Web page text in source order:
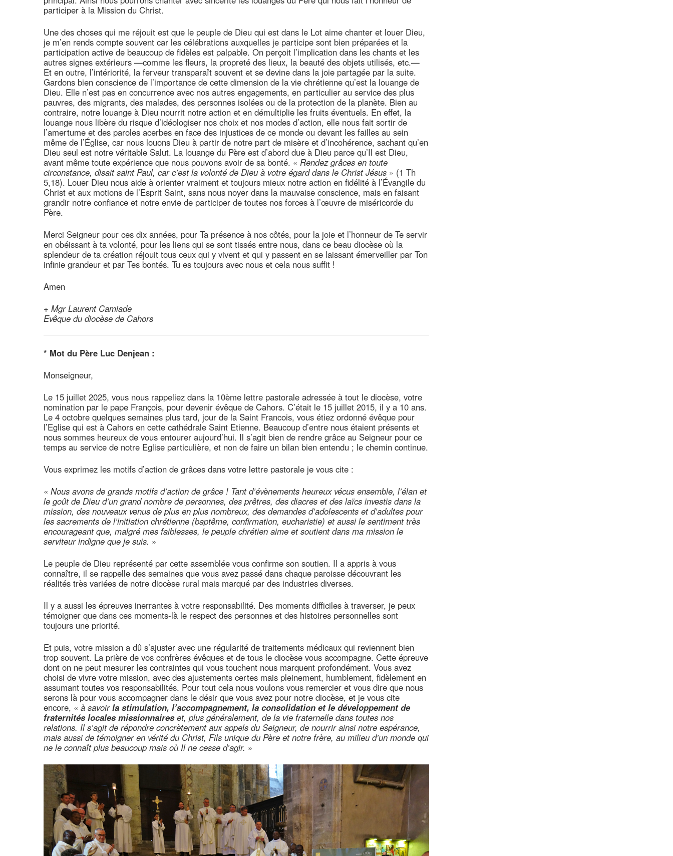
participer à la Mission du Christ.
Une des choses qui me réjouit est que le peuple de Dieu qui est dans le Lot aime chanter et louer Dieu,
je m’en rends compte souvent car les célébrations auxquelles je participe sont bien préparées et la
participation active de beaucoup de fidèles est palpable. On perçoit l’implication dans les chants et les
autres signes extérieurs —comme les fleurs, la propreté des lieux, la beauté des objets utilisés, etc.—
Et en outre, l’intériorité, la ferveur transparaît souvent et se devine dans la joie partagée par la suite.
Gardons bien conscience de l’importance de cette dimension de la vie chrétienne qu’est la louange de
Dieu. Elle n’est pas en concurrence avec nos autres engagements, en particulier au service des plus
pauvres, des migrants, des malades, des personnes isolées ou de la protection de la planète. Bien au
contraire, notre louange à Dieu nourrit notre action et en démultiplie les fruits éventuels. En effet, la
louange nous libère du risque d’idéologiser nos choix et nos modes d’action, elle nous fait sortir de
l’amertume et des paroles acerbes en face des injustices de ce monde ou devant les failles au sein
même de l’Église, car nous louons Dieu à partir de notre part de misère et d’incohérence, sachant qu’en
Dieu seul est notre véritable Salut. La louange du Père est d’abord due à Dieu parce qu’Il est Dieu,
avant même toute expérience que nous pouvons avoir de sa bonté. « Rendez grâces en toute
circonstance, disait saint Paul, car c’est la volonté de Dieu à votre égard dans le Christ Jésus » (1 Th
5,18). Louer Dieu nous aide à orienter vraiment et toujours mieux notre action en fidélité à l’Évangile du
Christ et aux motions de l’Esprit Saint, sans nous noyer dans la mauvaise conscience, mais en faisant
grandir notre confiance et notre envie de participer de toutes nos forces à l’œuvre de miséricorde du
Père.
Merci Seigneur pour ces dix années, pour Ta présence à nos côtés, pour la joie et l’honneur de Te servir
en obéissant à ta volonté, pour les liens qui se sont tissés entre nous, dans ce beau diocèse où la
splendeur de ta création réjouit tous ceux qui y vivent et qui y passent en se laissant émerveiller par Ton
infinie grandeur et par Tes bontés. Tu es toujours avec nous et cela nous suffit !
Amen
+ Mgr Laurent Camiade
Evêque du diocèse de Cahors
* Mot du Père Luc Denjean :
Monseigneur,
Le 15 juillet 2025, vous nous rappeliez dans la 10ème lettre pastorale adressée à tout le diocèse, votre
nomination par le pape François, pour devenir évêque de Cahors. C’était le 15 juillet 2015, il y a 10 ans.
Le 4 octobre quelques semaines plus tard, jour de la Saint Francois, vous étiez ordonné évêque pour
l’Eglise qui est à Cahors en cette cathédrale Saint Etienne. Beaucoup d’entre nous étaient présents et
nous sommes heureux de vous entourer aujourd’hui. Il s’agit bien de rendre grâce au Seigneur pour ce
temps au service de notre Eglise particulière, et non de faire un bilan bien entendu ; le chemin continue.
Vous exprimez les motifs d’action de grâces dans votre lettre pastorale je vous cite :
« Nous avons de grands motifs d’action de grâce ! Tant d’évènements heureux vécus ensemble, l’élan et
le goût de Dieu d’un grand nombre de personnes, des prêtres, des diacres et des laïcs investis dans la
mission, des nouveaux venus de plus en plus nombreux, des demandes d’adolescents et d’adultes pour
les sacrements de l’initiation chrétienne (baptême, confirmation, eucharistie) et aussi le sentiment très
encourageant que, malgré mes faiblesses, le peuple chrétien aime et soutient dans ma mission le
serviteur indigne que je suis. »
Le peuple de Dieu représenté par cette assemblée vous confirme son soutien. Il a appris à vous
connaître, il se rappelle des semaines que vous avez passé dans chaque paroisse découvrant les
réalités très variées de notre diocèse rural mais marqué par des industries diverses.
Il y a aussi les épreuves inerrantes à votre responsabilité. Des moments difficiles à traverser, je peux
témoigner que dans ces moments-là le respect des personnes et des histoires personnelles sont
toujours une priorité.
Et puis, votre mission a dû s’ajuster avec une régularité de traitements médicaux qui reviennent bien
trop souvent. La prière de vos confrères évêques et de tous le diocèse vous accompagne. Cette épreuve
dont on ne peut mesurer les contraintes qui vous touchent nous marquent profondément. Vous avez
choisi de vivre votre mission, avec des ajustements certes mais pleinement, humblement, fidèlement en
assumant toutes vos responsabilités. Pour tout cela nous voulons vous remercier et vous dire que nous
serons là pour vous accompagner dans le désir que vous avez pour notre diocèse, et je vous cite
encore, « à savoirla stimulation, l’accompagnement, la consolidation et le développement de
fraternités locales missionnaireset, plus généralement, de la vie fraternelle dans toutes nos
relations. Il s’agit de répondre concrètement aux appels du Seigneur, de nourrir ainsi notre espérance,
mais aussi de témoigner en vérité du Christ, Fils unique du Père et notre frère, au milieu d’un monde qui
ne le connaît plus beaucoup mais où Il ne cesse d’agir. »